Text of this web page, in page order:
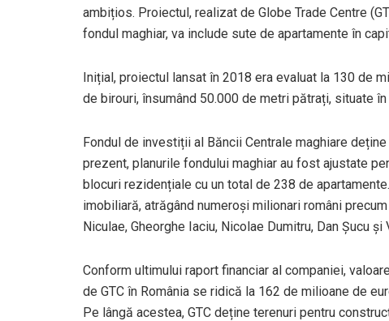
ambițios. Proiectul, realizat de Globe Trade Centre
fondul maghiar, va include sute de apartamente în
Inițial, proiectul lansat în 2018 era evaluat la 130 de
de birouri, însumând 50.000 de metri pătrați, situate
Fondul de investiții al Băncii Centrale maghiare
prezent, planurile fondului maghiar au fost ajustate
blocuri rezidențiale cu un total de 238 de
imobiliară, atrăgând numeroși milionari români
Niculae, Gheorghe Iaciu, Nicolae Dumitru, Dan Șucu și
Conform ultimului raport financiar al companiei,
de GTC în România se ridică la 162 de milioane de
Pe lângă acestea, GTC deține terenuri pentru